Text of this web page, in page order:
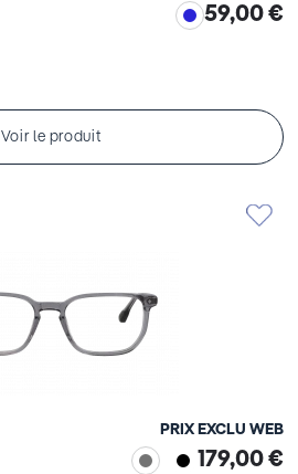
59,00 €
Voir le produit
PRIX EXCLU WEB
179,00 €